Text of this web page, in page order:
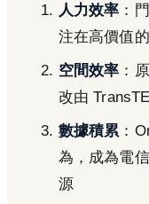
人力效率 ：
注在高價值
空間效率 ：
改由
數據積累 ：
為，成為電
源